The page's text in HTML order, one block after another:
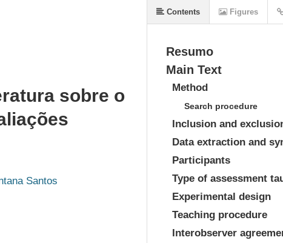
sobre o
Santos
Resumo
Main Text
Method
Search procedure
Inclusion and
Data extraction and
Participants
Type of assessment
Experimental design
Teaching procedure
Interobserver
Contents Figures